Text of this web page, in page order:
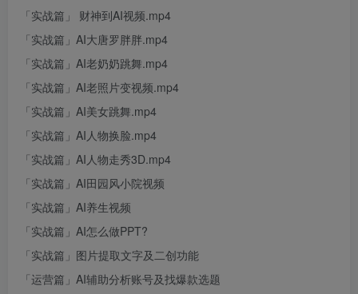
「实战篇」 财神到AI视频.mp4
「实战篇」AI大唐罗胖胖.mp4
「实战篇」AI老奶奶跳舞.mp4
「实战篇」AI老照片变视频.mp4
「实战篇」AI美女跳舞.mp4
「实战篇」AI人物换脸.mp4
「实战篇」AI人物走秀3D.mp4
「实战篇」AI田园风小院视频
「实战篇」AI养生视频
「实战篇」AI怎么做PPT?
「实战篇」图片提取文字及二创功能
「运营篇」AI辅助分析账号及找爆款选题